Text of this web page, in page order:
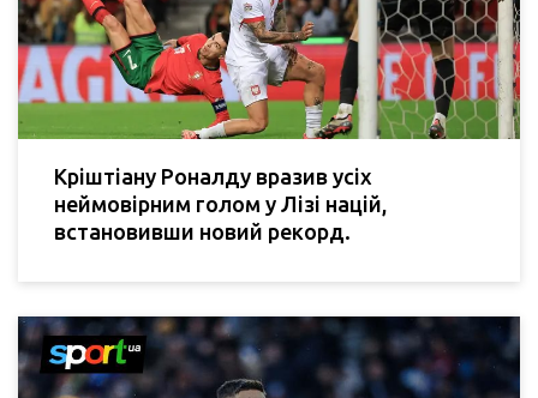
Кріштіану Роналду вразив усіх
неймовірним голом у Лізі націй,
встановивши новий рекорд.